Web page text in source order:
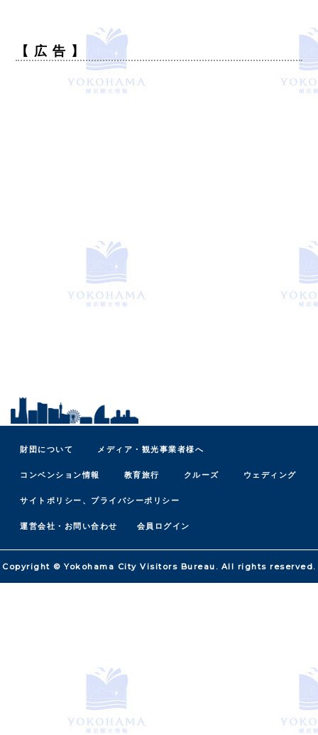
【 広 告 】
財団について メディア・観光事業者様へ
コンベンション情報 教育旅行 クルーズ ウェディング
サイトポリシー、プライバシーポリシー
運営会社・お問い合わせ 会員ログイン
Copyright © Yokohama City Visitors Bureau. All rights reserved.